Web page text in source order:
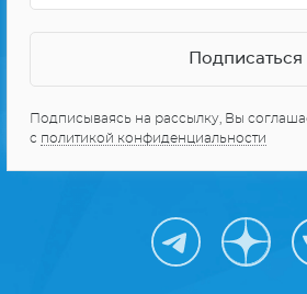
Подписываясь на рассылку, Вы
с политикой конфиденциальности